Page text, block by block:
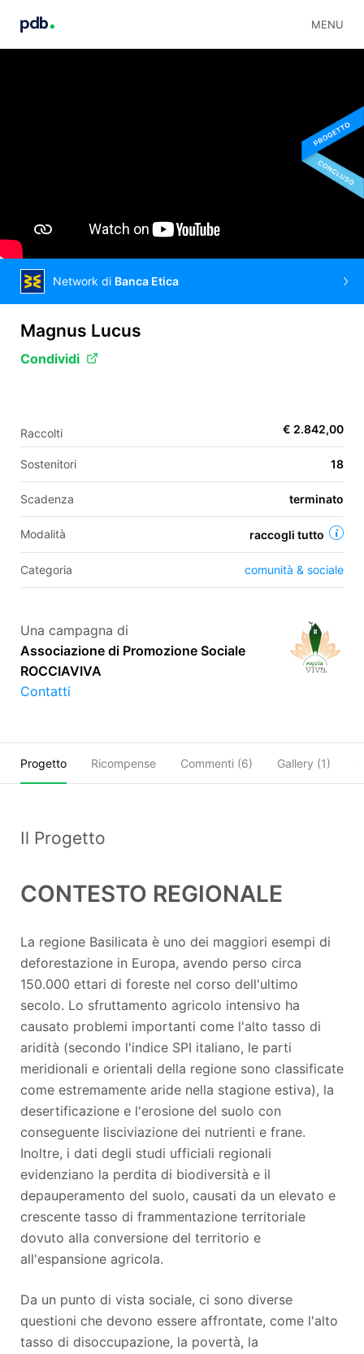
MENU
EN
Network di Banca Etica
Magnus Lucus
Condividi
Raccolti € 2.842,00
Sostenitori 18
Scadenza terminato
Modalità raccogli tutto
Categoria comunità & sociale
Una campagna di
Associazione di Promozione Sociale
ROCCIAVIVA
Contatti
Progetto Ricompense Commenti (6) Gallery (1)
Il Progetto
CONTESTO REGIONALE
La regione Basilicata è uno dei maggiori esempi di
deforestazione in Europa, avendo perso circa
150.000 ettari di foreste nel corso dell'ultimo
secolo. Lo sfruttamento agricolo intensivo ha
causato problemi importanti come l'alto tasso di
aridità (secondo l'indice SPI italiano, le parti
meridionali e orientali della regione sono classificate
come estremamente aride nella stagione estiva), la
desertificazione e l'erosione del suolo con
conseguente lisciviazione dei nutrienti e frane.
Inoltre, i dati degli studi ufficiali regionali
evidenziano la perdita di biodiversità e il
depauperamento del suolo, causati da un elevato e
crescente tasso di frammentazione territoriale
dovuto alla conversione del territorio e
all'espansione agricola.
Da un punto di vista sociale, ci sono diverse
questioni che devono essere affrontate, come l'alto
tasso di disoccupazione, la povertà, la